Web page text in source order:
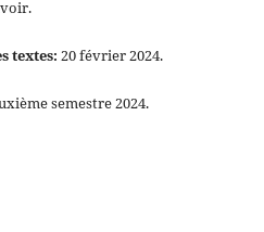
textes: 20 février 2024.
semestre 2024.